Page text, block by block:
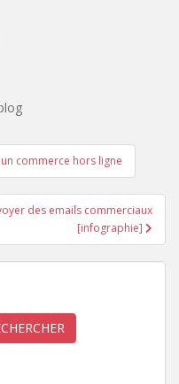
commerce hors ligne
des emails commerciaux
[infographie]